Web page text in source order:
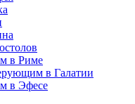
в Риме
в Галатии
в Эфесе